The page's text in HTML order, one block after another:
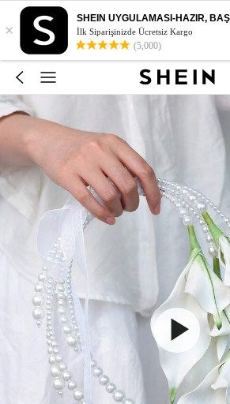
×
SHEIN UYGULAMASI-HAZIR,
İlk Siparişinizde Ücretsiz Kargo
(5,000)